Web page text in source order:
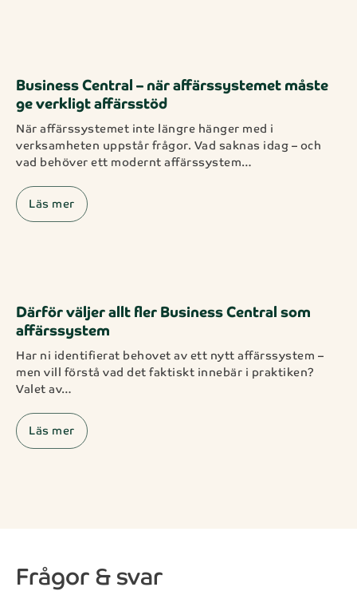
Business Central – när affärssystemet måste
ge verkligt affärsstöd
När affärssystemet inte längre hänger med i
verksamheten uppstår frågor. Vad saknas idag – och
vad behöver ett modernt affärssystem…
Läs mer
Därför väljer allt fler Business Central som
affärssystem
Har ni identifierat behovet av ett nytt affärssystem –
men vill förstå vad det faktiskt innebär i praktiken?
Valet av…
Läs mer
Frågor & svar